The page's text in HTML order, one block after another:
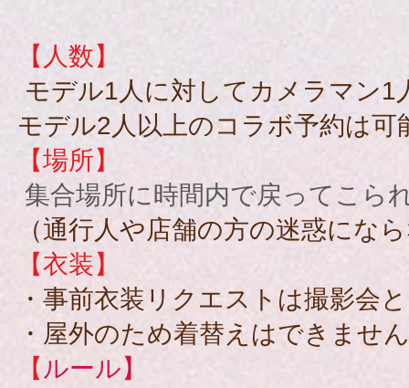
【人数】
モデル1人に対してカメラマン
モデル2人以上のコラボ予約は可
【場所】
集合場所に時間内で戻ってこら
（通行人や店舗の方の迷惑にな
【衣装】
・事前衣装リクエストは撮影会
・屋外のため着替えはできません
【 ルール】